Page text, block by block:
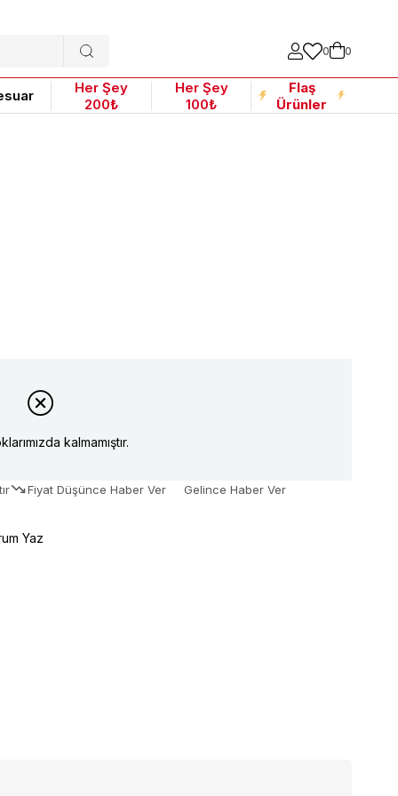
0 0
Her Şey
200₺
Her Şey
100₺
Flaş
Ürünler
kalmamıştır.
Fiyat Düşünce Haber Ver Gelince Haber Ver
Yaz